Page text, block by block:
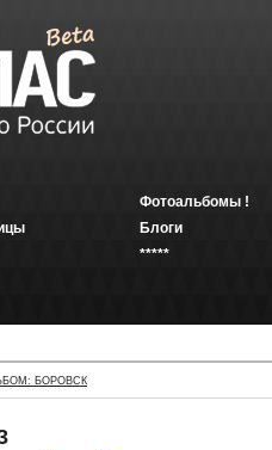
Фотоальбомы !
Блоги
*****
БОРОВСК